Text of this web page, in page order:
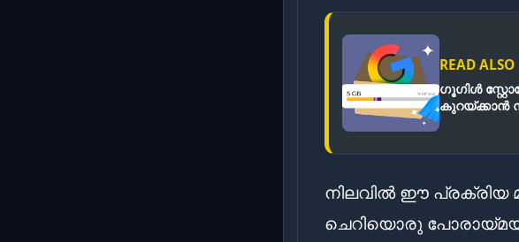
READ ALSO
ഗൂഗിൾ
കുറയ്ക്കാൻ
നിലവിൽ ഈ പ്രക്രിയ
ചെറിയൊരു